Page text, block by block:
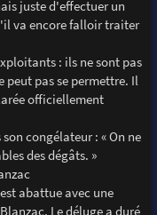
juste d'effectuer un
va encore falloir traiter
: ils ne sont pas
peut pas se permettre. Il
officiellement
congélateur : « On ne
des dégâts. »
abattue avec une
Le déluge a duré